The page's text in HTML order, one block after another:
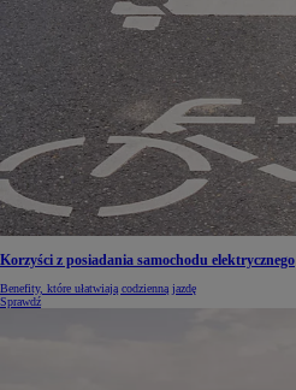
Korzyści z posiadania samochodu elektrycznego
Benefity, które ułatwiają codzienną jazdę
Sprawdź